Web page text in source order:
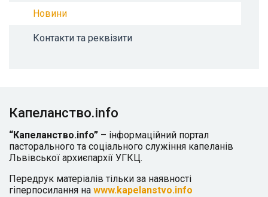
Новини
Контакти та реквізити
Капеланство.info
“Капеланство.info” – інформаційний портал
пасторального та соціального служіння капеланів
Львівської архиєпархії УГКЦ.
Передрук матеріалів тільки за наявності
гіперпосилання на www.kapelanstvo.info